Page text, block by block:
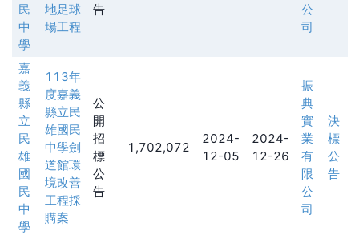
民
中
學
地足球
場工程
告
公
司
嘉
義
縣
立
民
雄
國
民
中
學
113年
度嘉義
縣立民
雄國民
中學劍
道館環
境改善
工程採
購案
公
開
招
標
公
告
1,702,072
2024-
12-05
2024-
12-26
振
典
實
業
有
限
公
司
決
標
公
告